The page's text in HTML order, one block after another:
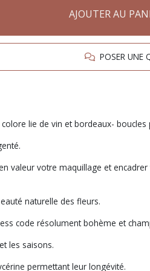
AJOUTER AU
POSER UNE
lie de vin et bordeaux-
valeur votre maquillage et
naturelle des fleurs.
code résolument bohème et
les saisons.
permettant leur longévité.